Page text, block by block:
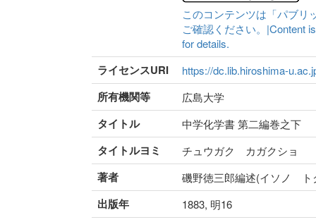
このコンテンツは「パブリ
ご確認ください。|Content
for details.
ライセンスURI https://dc.lib.hiroshima-
所有機関等 広島大学
タイトル 中学化学書 第二編巻之下
タイトルヨミ チュウガク カガクショ
著者 磯野徳三郎編述(イソノ ト
出版年 1883, 明16